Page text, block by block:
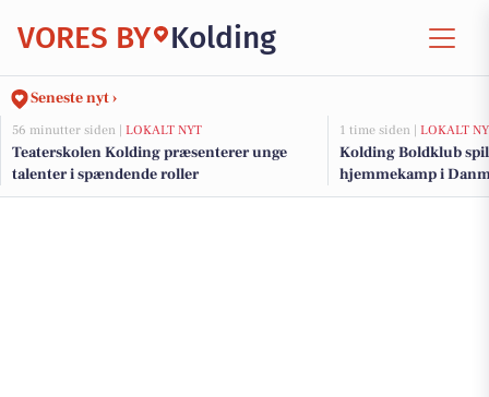
VORES BY Kolding
Seneste nyt ›
56 minutter siden | LOKALT NYT
Teaterskolen Kolding præsenterer unge
talenter i spændende roller
1 time siden | LOKALT
Kolding Boldklub
hjemmekamp i